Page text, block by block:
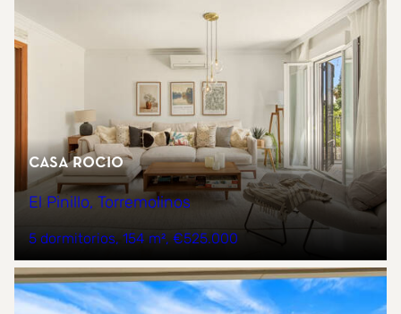
CASA ROCIO
El Pinillo, Torremolinos
5 dormitorios 154 m² €525.000